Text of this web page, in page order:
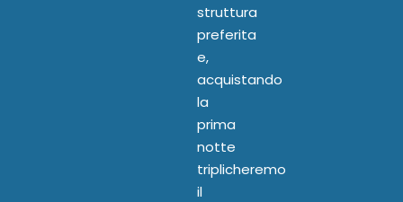
struttura
preferita
e,
acquistando
la
prima
notte
triplicheremo
il